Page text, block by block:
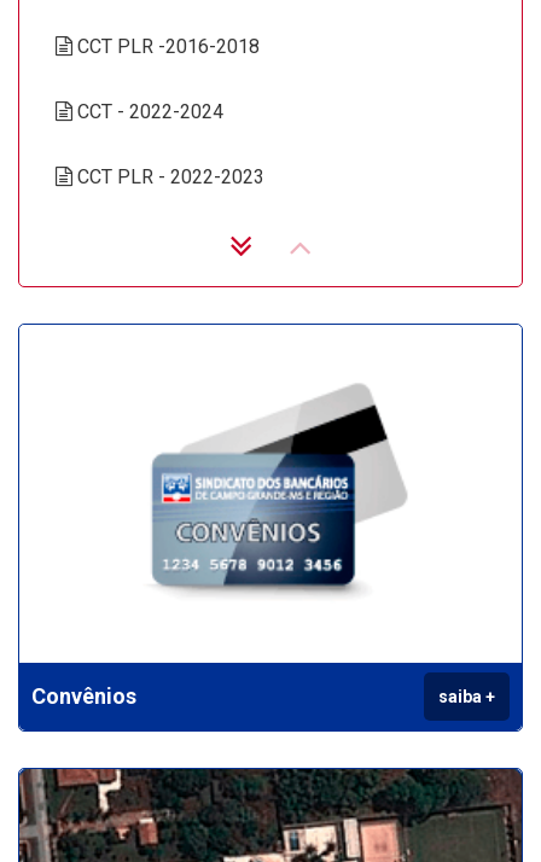
CCT PLR -2016-2018
CCT - 2022-2024
CCT PLR - 2022-2023
CCT PLR - 2022-2023
CCT Aditiva - 2022/2024
CCT Aditiva Retificadora
ACT Teletrabalho Bradesco
CCT Data-base 2020/2022
CCT Relações Sindicais
Convenção Coletiva Nacion
Convênios saiba +